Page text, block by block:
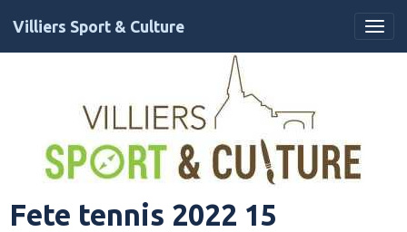
Villiers Sport & Culture
Fete tennis 2022 15